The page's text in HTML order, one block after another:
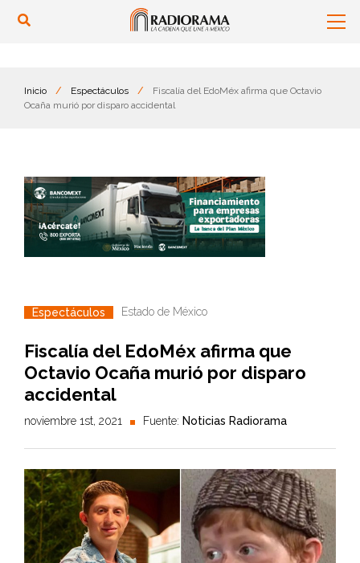
Inicio / Espectáculos /
Fiscalía del EdoMéx afirma que Octavio
Ocaña murió por disparo accidental
Espectáculos Estado de México
Fiscalía del EdoMéx afirma que
Octavio Ocaña murió por disparo
accidental
noviembre 1st, 2021 Fuente: Noticias Radiorama